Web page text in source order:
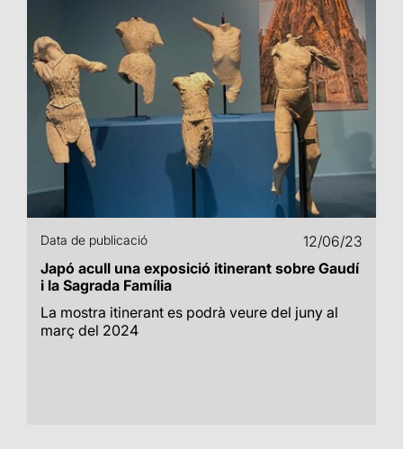
Data de publicació
12/06/23
Japó acull una exposició itinerant sobre Gaudí
i la Sagrada Família
La mostra itinerant es podrà veure del juny al
març del 2024